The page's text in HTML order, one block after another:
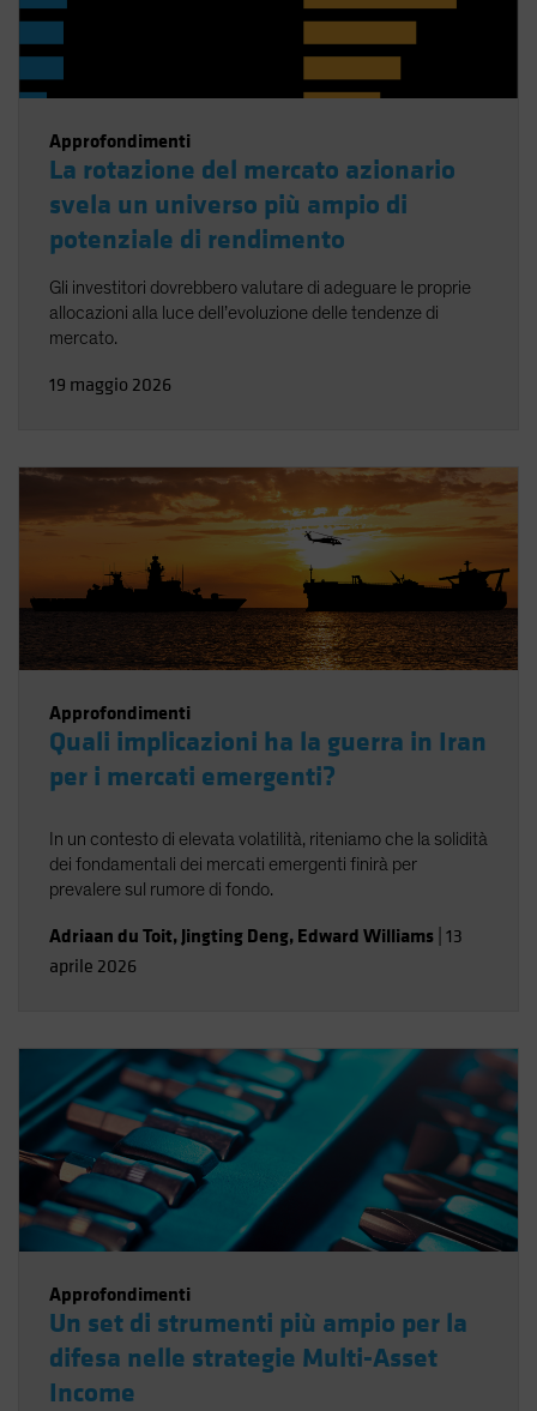
Approfondimenti
La rotazione del mercato azionario
svela un universo più ampio di
potenziale di rendimento
Gli investitori dovrebbero valutare di adeguare le proprie
allocazioni alla luce dell’evoluzione delle tendenze di
mercato.
19 maggio 2026
Approfondimenti
Quali implicazioni ha la guerra in Iran
per i mercati emergenti?
In un contesto di elevata volatilità, riteniamo che la solidità
dei fondamentali dei mercati emergenti finirà per
prevalere sul rumore di fondo.
Adriaan du Toit, Jingting Deng, Edward Williams 13
aprile 2026
Approfondimenti
Un set di strumenti più ampio per la
difesa nelle strategie Multi-Asset
Income